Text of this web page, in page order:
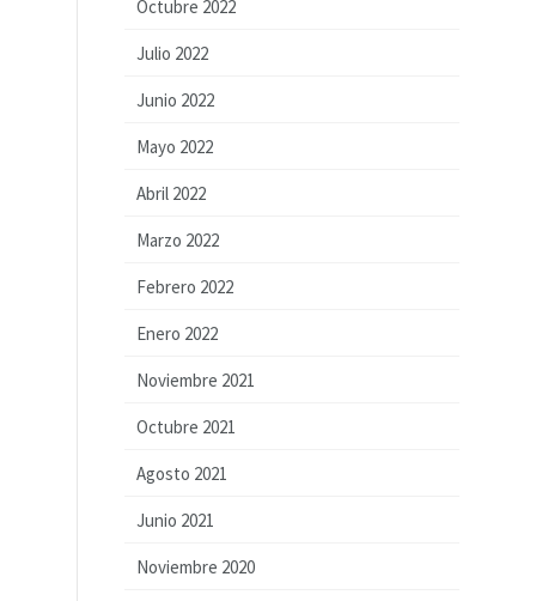
Octubre 2022
Julio 2022
Junio 2022
Mayo 2022
Abril 2022
Marzo 2022
Febrero 2022
Enero 2022
Noviembre 2021
Octubre 2021
Agosto 2021
Junio 2021
Noviembre 2020